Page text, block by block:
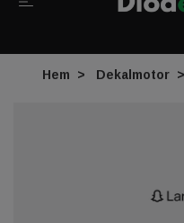
Hem Dekalmotor